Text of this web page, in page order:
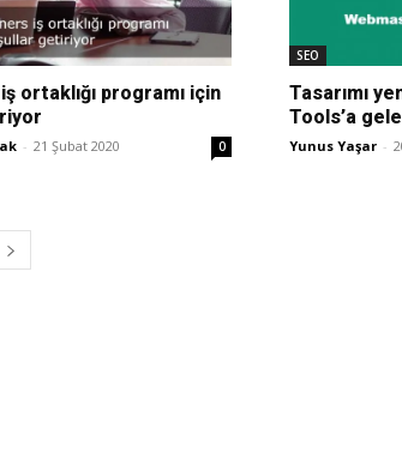
ortaklığı programı için
- 21 Şubat 2020 0
SEO
Tasarımı
Tools’a
Yunus Yaşar -